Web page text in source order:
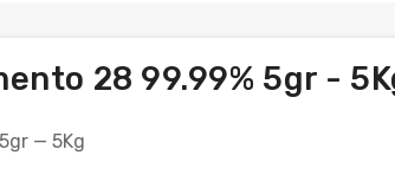
28 99.99% 5gr -
— 5Kg